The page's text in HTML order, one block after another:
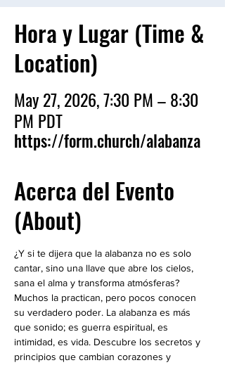
Hora y Lugar (Time &
Location)
May 27, 2026, 7:30 PM – 8:30
PM PDT
https://form.church/alabanza
Acerca del Evento
(About)
¿Y si te dijera que la alabanza no es solo
cantar, sino una llave que abre los cielos,
sana el alma y transforma atmósferas?
Muchos la practican, pero pocos conocen
su verdadero poder. La alabanza es más
que sonido; es guerra espiritual, es
intimidad, es vida. Descubre los secretos y
principios que cambian corazones y